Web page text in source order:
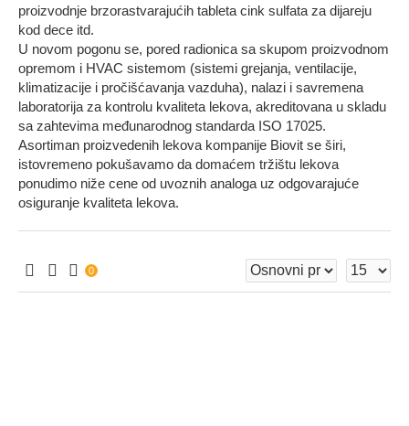
proizvodnje brzorastvarajućih tableta cink sulfata za dijareju
kod dece itd.
U novom pogonu se, pored radionica sa skupom proizvodnom
opremom i HVAC sistemom (sistemi grejanja, ventilacije,
klimatizacije i pročišćavanja vazduha), nalazi i savremena
laboratorija za kontrolu kvaliteta lekova, akreditovana u skladu
sa zahtevima međunarodnog standarda ISO 17025.
Asortiman proizvedenih lekova kompanije Biovit se širi,
istovremeno pokušavamo da domaćem tržištu lekova
ponudimo niže cene od uvoznih analoga uz odgovarajuće
osiguranje kvaliteta lekova.
0